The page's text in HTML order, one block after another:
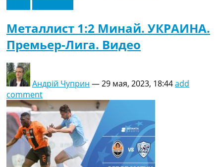
Металлист 1:2 Минай. УКРАИНА.
Премьер-Лига. Видео
Андрій Чуприн —29 мая, 2023, 18:44add
comment